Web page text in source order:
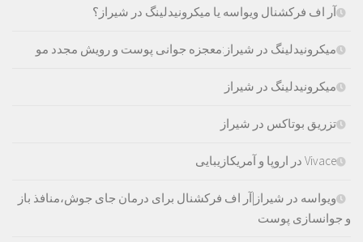
آر اف فرکشنال ویواسه یا میکرونیدلینگ در شیراز؟
میکرونیدلینگ در شیراز:معجزه جوانی پوست و رویش مجدد مو
میکرونیدلینگ در شیراز
تزریق بوتاکس در شیراز
Vivace در اروپا و آمریکازیبایی
ویواسه در شیراز|آر اف فرکشنال برای درمان جای جوش،منافذ باز
و جوانسازی پوست